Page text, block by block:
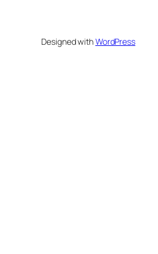
Designed withWordPress